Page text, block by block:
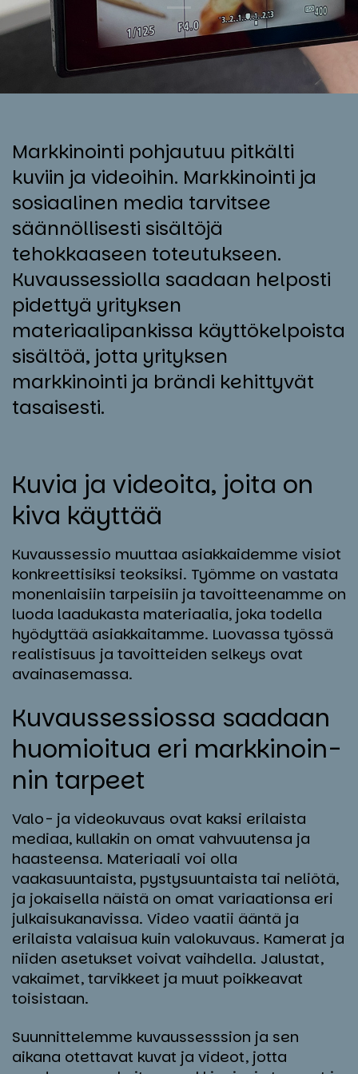
Markkinointi pohjautuu pitkälti
kuviin ja videoihin. Markkinointi ja
sosiaalinen media tarvitsee
säännöllisesti sisältöjä
tehokkaaseen toteutukseen.
Kuvaussessiolla saadaan helposti
pidettyä yrityksen
materiaalipankissa käyttökelpoista
sisältöä, jotta yrityksen
markkinointi ja brändi kehittyvät
tasaisesti.
Ku­via ja vi­deoi­ta, joi­ta on
ki­va käyt­tää
Kuvaussessio muuttaa asiakkaidemme visiot
konkreettisiksi teoksiksi. Työmme on vastata
monenlaisiin tarpeisiin ja tavoitteenamme on
luoda laadukasta materiaalia, joka todella
hyödyttää asiakkaitamme. Luovassa työssä
realistisuus ja tavoitteiden selkeys ovat
avainasemassa.
Ku­vaus­ses­sios­sa saa­daan
huo­mioi­tua eri mark­ki­noin­
nin tar­peet
Valo- ja videokuvaus ovat kaksi erilaista
mediaa, kullakin on omat vahvuutensa ja
haasteensa. Materiaali voi olla
vaakasuuntaista, pystysuuntaista tai neliötä,
ja jokaisella näistä on omat variaationsa eri
julkaisukanavissa. Video vaatii ääntä ja
erilaista valaisua kuin valokuvaus. Kamerat ja
niiden asetukset voivat vaihdella. Jalustat,
vakaimet, tarvikkeet ja muut poikkeavat
toisistaan.
Suunnittelemme kuvaussesssion ja sen
aikana otettavat kuvat ja videot, jotta